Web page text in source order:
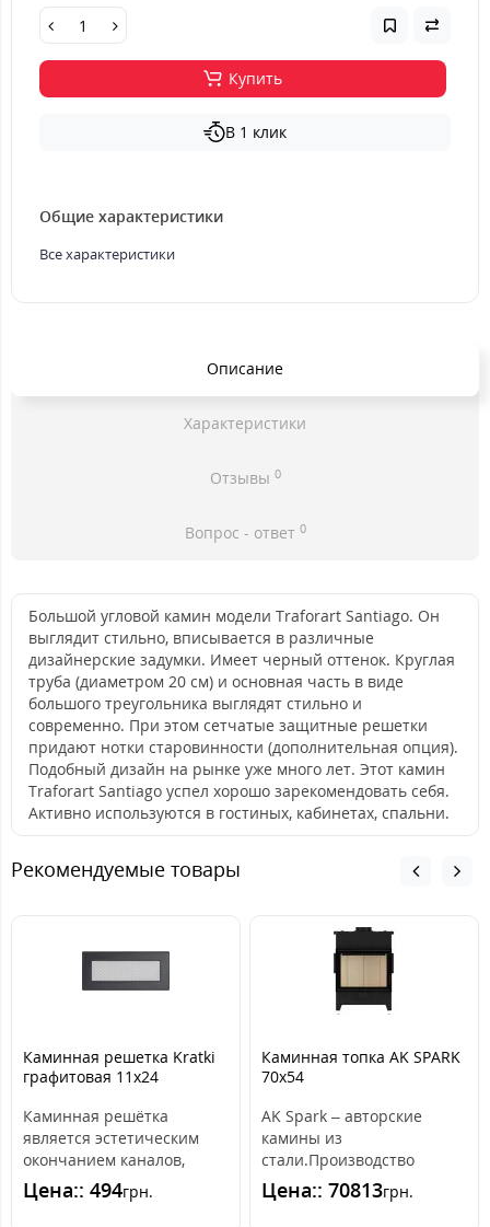
Купить
В 1 клик
Общие характеристики
Все характеристики
Описание
Характеристики
Отзывы 0
Вопрос - ответ 0
Большой угловой камин модели Traforart Santiago. Он
выглядит стильно, вписывается в различные
дизайнерские задумки. Имеет черный оттенок. Круглая
труба (диаметром 20 см) и основная часть в виде
большого треугольника выглядят стильно и
современно. При этом сетчатые защитные решетки
придают нотки старовинности (дополнительная опция).
Подобный дизайн на рынке уже много лет. Этот камин
Traforart Santiago успел хорошо зарекомендовать себя.
Активно используются в гостиных, кабинетах, спальни.
Рекомендуемые товары
Каминная решетка Kratki
графитовая 11x24
Каминная решётка
является эстетическим
окончанием каналов,
распределяющих горячий
воздух из камина. ..
Цена:: 494грн.
Каминная топка AK SPARK
70x54
AK Spark – авторские
камины из
стали.Производство
каминов AK Spark
началось в 2021 году. Наш
Цена:: 70813грн.